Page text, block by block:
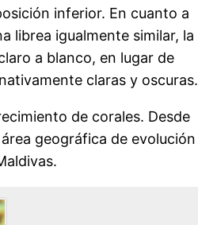
inferior. En cuanto a
librea igualmente similar, la
a blanco, en lugar de
claras y oscuras.
de corales. Desde
geográfica de evolución